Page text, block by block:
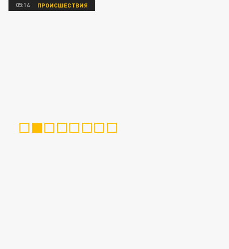
05:14 ПРОИСШЕСТВИЯ